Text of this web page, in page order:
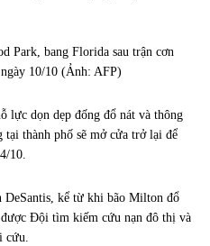
Park, bang Florida sau trận cơn
10/10 (Ảnh: AFP)
lực dọn dẹp đống đổ nát và thông
thành phố sẽ mở cửa trở lại để
10.
DeSantis, kể từ khi bão Milton đổ
Đội tìm kiếm cứu nạn đô thị và
cứu.